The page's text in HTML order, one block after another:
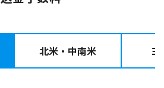
北米・中南米 ヨ